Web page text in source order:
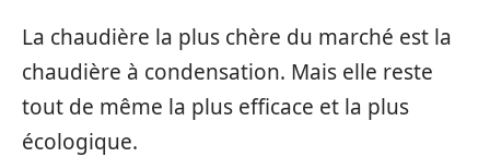
La chaudière la plus chère du marché est la
chaudière à condensation. Mais elle reste
tout de même la plus efficace et la plus
écologique.